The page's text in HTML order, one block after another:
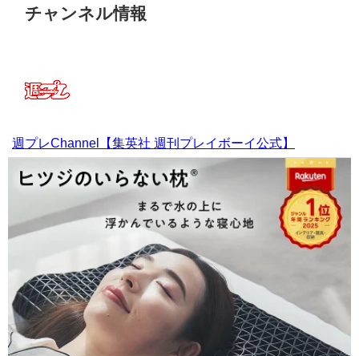
チャンネル情報
週プレChannel【集英社 週刊プレイボーイ公式】